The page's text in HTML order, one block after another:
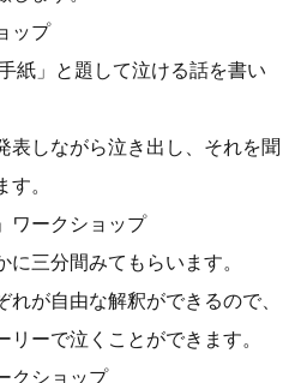
ップ
紙」と題して泣ける話を書い
表しながら泣き出し、それを聞
。
ワークショップ
三分間みてもらいます。
れが自由な解釈ができるので、
ーで泣くことができます。
クショップ